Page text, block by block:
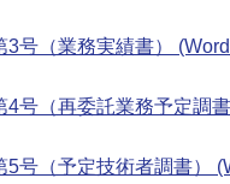
3号（業務実績書）
4号（再委託業務予定調
5号（予定技術者調書）